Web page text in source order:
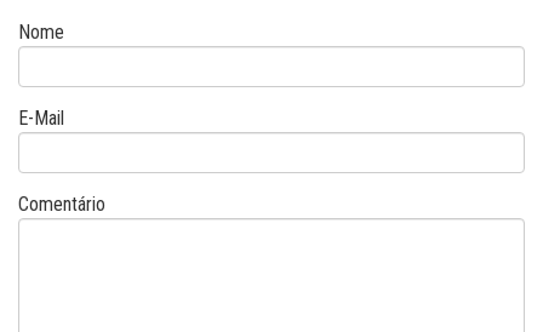
Nome
E-Mail
Comentário